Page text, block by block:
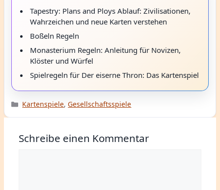
Tapestry: Plans and Ploys Ablauf: Zivilisationen,
Wahrzeichen und neue Karten verstehen
Boßeln Regeln
Monasterium Regeln: Anleitung für Novizen,
Klöster und Würfel
Spielregeln für Der eiserne Thron: Das Kartenspiel
Kategorien
Kartenspiele,Gesellschaftsspiele
Schreibe einen Kommentar